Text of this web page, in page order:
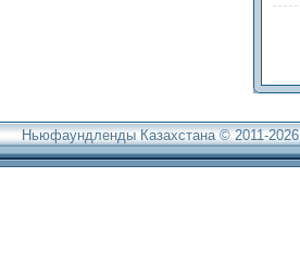
Ньюфаундленды Казахстана © 2011-2026